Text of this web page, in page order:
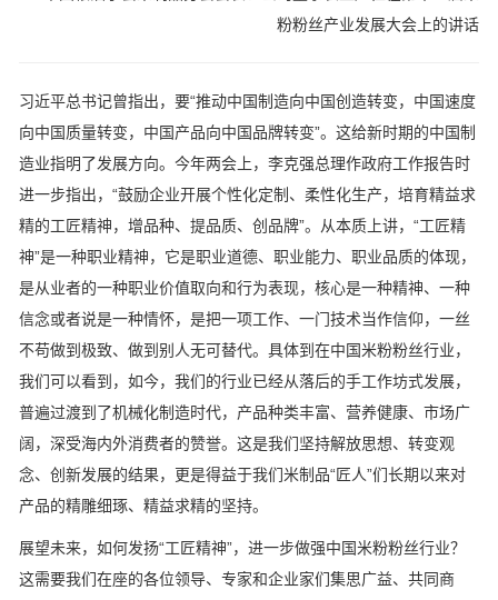
粉粉丝产业发展大会上的讲话
习近平总书记曾指出，要“推动中国制造向中国创造转变，中国速度
向中国质量转变，中国产品向中国品牌转变”。这给新时期的中国制
造业指明了发展方向。今年两会上，李克强总理作政府工作报告时
进一步指出，“鼓励企业开展个性化定制、柔性化生产，培育精益求
精的工匠精神，增品种、提品质、创品牌”。从本质上讲，“工匠精
神”是一种职业精神，它是职业道德、职业能力、职业品质的体现，
是从业者的一种职业价值取向和行为表现，核心是一种精神、一种
信念或者说是一种情怀，是把一项工作、一门技术当作信仰，一丝
不苟做到极致、做到别人无可替代。具体到在中国米粉粉丝行业，
我们可以看到，如今，我们的行业已经从落后的手工作坊式发展，
普遍过渡到了机械化制造时代，产品种类丰富、营养健康、市场广
阔，深受海内外消费者的赞誉。这是我们坚持解放思想、转变观
念、创新发展的结果，更是得益于我们米制品“匠人”们长期以来对
产品的精雕细琢、精益求精的坚持。
展望未来，如何发扬“工匠精神”，进一步做强中国米粉粉丝行业？
这需要我们在座的各位领导、专家和企业家们集思广益、共同商